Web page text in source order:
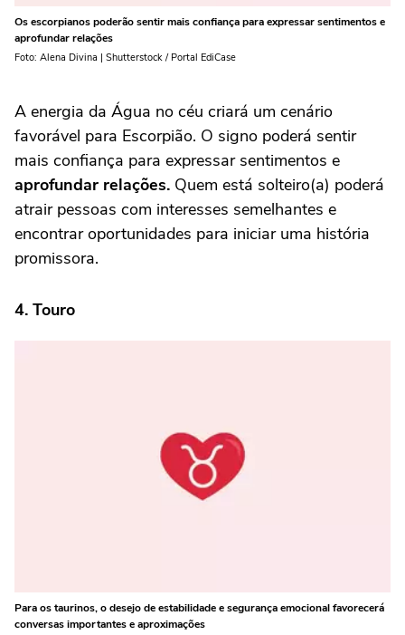
Os escorpianos poderão sentir mais confiança para expressar sentimentos e
aprofundar relações
Foto: Alena Divina | Shutterstock / Portal EdiCase
A energia da Água no céu criará um cenário
favorável para Escorpião. O signo poderá sentir
mais confiança para expressar sentimentos e
aprofundar relações. Quem está solteiro(a) poderá
atrair pessoas com interesses semelhantes e
encontrar oportunidades para iniciar uma história
promissora.
4. Touro
Para os taurinos, o desejo de estabilidade e segurança emocional favorecerá
conversas importantes e aproximações